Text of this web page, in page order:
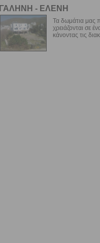
ΓΑΛΗΝΗ - ΕΛΕΝΗ
Τα δωμάτια μας
χρειάζονται σε
κάνοντας τις